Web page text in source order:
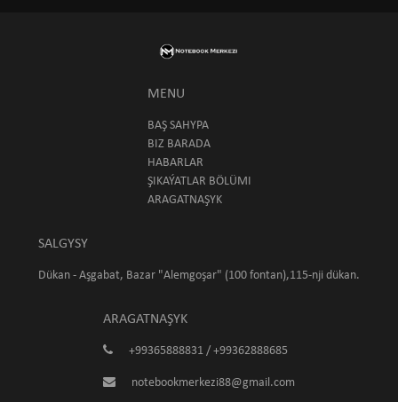
MENU
BAŞ SAHYPA
BIZ BARADA
HABARLAR
ŞIKAÝATLAR BÖLÜMI
ARAGATNAŞYK
SALGYSY
Dükan - Aşgabat, Bazar "Alemgoşar" (100 fontan),115-nji dükan.
ARAGATNAŞYK
+99365888831 / +99362888685
notebookmerkezi88@gmail.com